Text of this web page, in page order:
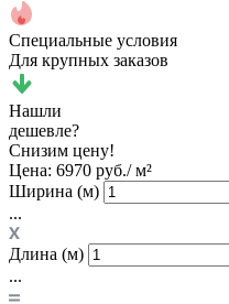
Специальные условия
Для крупных заказов
Нашли
дешевле?
Снизим цену!
Цена: 6970 руб./ м²
Ширина (м)
...
Длина (м)
...